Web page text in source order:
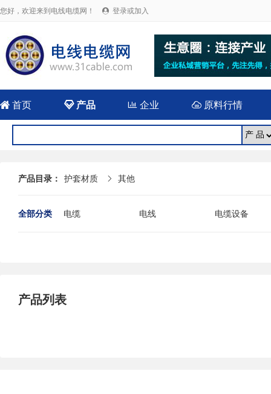
您好，欢迎来到电线电缆网！  登录或加入
 首页 产品  企业 原料行情
产品目录： 护套材质  其他
全部分类 电缆 电线
电缆设备
产品列表